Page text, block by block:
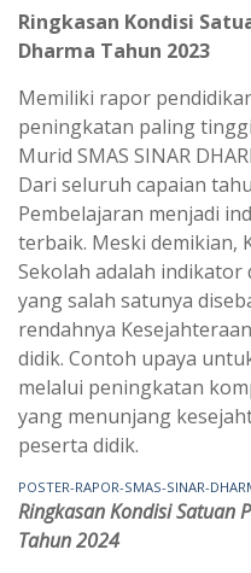
Ringkasan Kondisi
Dharma Tahun 2023
Memiliki rapor
peningkatan paling
Murid SMAS SINAR
Dari seluruh capaian
Pembelajaran menjadi
terbaik. Meski demikian,
Sekolah adalah indikator
yang salah satunya
rendahnya
didik. Contoh upaya
melalui peningkatan
yang menunjang
peserta didik.
POSTER-RAPOR-SMAS-SINAR-
Ringkasan Kondisi Satuan
Tahun 2024